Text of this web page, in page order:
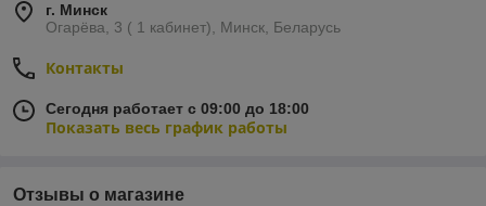
г. Минск
Огарёва, 3 ( 1 кабинет), Минск, Беларусь
Контакты
Сегодня работает с 09:00 до 18:00
Показать весь график работы
Отзывы о магазине